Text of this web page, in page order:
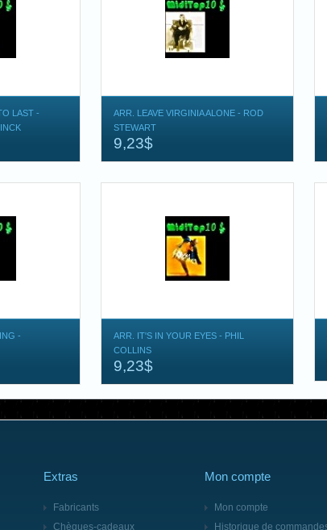
LAST -
ARR. LEAVE VIRGINIA ALONE - ROD
STEWART
9,23$
-
ARR. IT'S IN YOUR EYES - PHIL
COLLINS
9,23$
Extras
Fabricants
Chèques-cadeaux
Mon compte
Mon compte
Historique de